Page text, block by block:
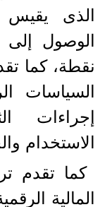
الذى يقيس
السياسات
إجراءات
الاستخدام
كما تقدم
المالية